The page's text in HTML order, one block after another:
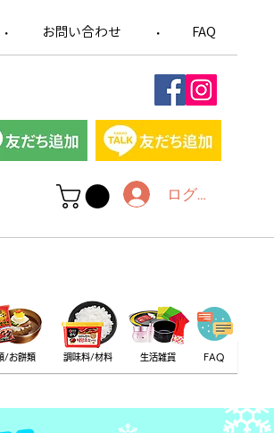
お問い合わせ
​・ FAQ
​・
ログイン
/お餅類 調味料/材料 生活雑貨 FAQ